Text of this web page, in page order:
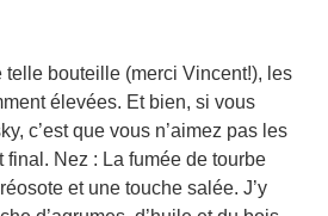
telle bouteille (merci Vincent!), les
élevées. Et bien, si vous
c’est que vous n’aimez pas les
final. Nez : La fumée de tourbe
et une touche salée. J’y